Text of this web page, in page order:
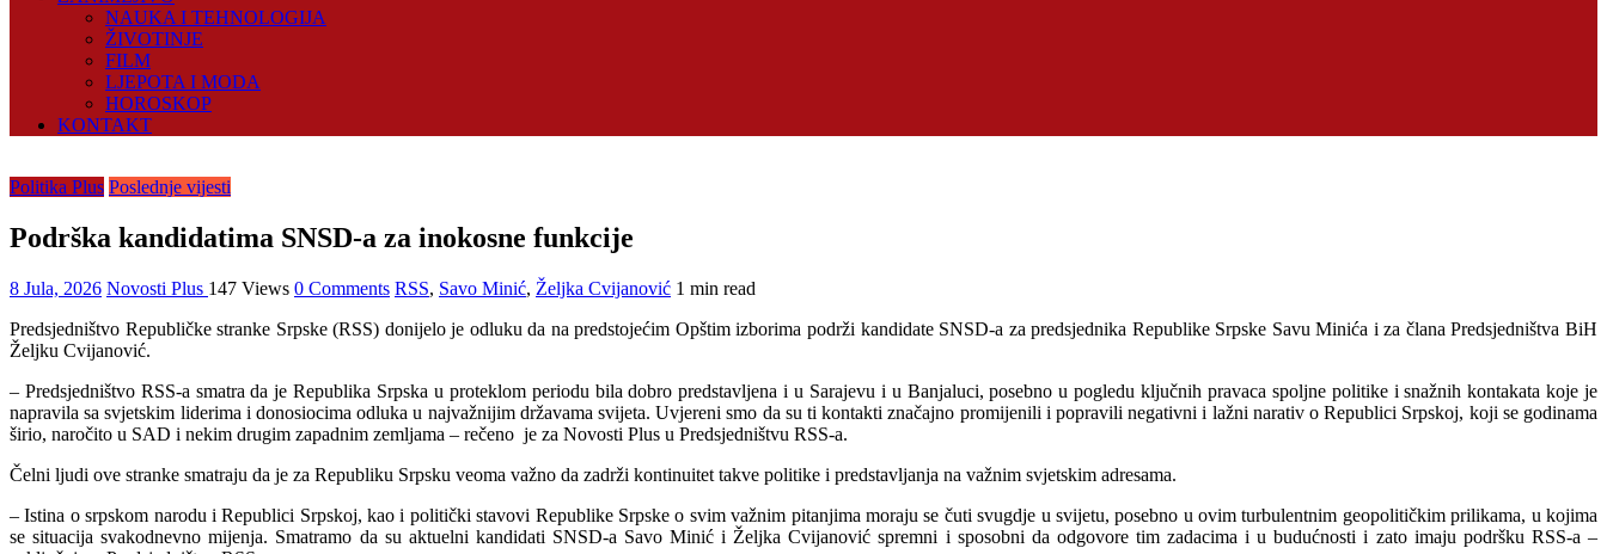
NAUKA I TEHNOLOGIJA
ŽIVOTINJE
FILM
LJEPOTA I MODA
HOROSKOP
KONTAKT
Politika Plus Poslednje vijesti
Podrška kandidatima SNSD-a za inokosne funkcije
8 Jula, 2026 Novosti Plus 147 Views 0 Comments RSS, Savo Minić, Željka Cvijanović 1 min read
Predsjedništvo Republičke stranke Srpske (RSS) donijelo je odluku da na predstojećim Opštim izborima podrži kandidate SNSD-a za predsjednika Republike Srpske Savu Minića i za člana Predsjedništva BiH
Željku Cvijanović.
– Predsjedništvo RSS-a smatra da je Republika Srpska u proteklom periodu bila dobro predstavljena i u Sarajevu i u Banjaluci, posebno u pogledu ključnih pravaca spoljne politike i snažnih kontakata koje je
napravila sa svjetskim liderima i donosiocima odluka u najvažnijim državama svijeta. Uvjereni smo da su ti kontakti značajno promijenili i popravili negativni i lažni narativ o Republici Srpskoj, koji se godinama
širio, naročito u SAD i nekim drugim zapadnim zemljama – rečeno je za Novosti Plus u Predsjedništvu RSS-a.
Čelni ljudi ove stranke smatraju da je za Republiku Srpsku veoma važno da zadrži kontinuitet takve politike i predstavljanja na važnim svjetskim adresama.
– Istina o srpskom narodu i Republici Srpskoj, kao i politički stavovi Republike Srpske o svim važnim pitanjima moraju se čuti svugdje u svijetu, posebno u ovim turbulentnim geopolitičkim prilikama, u kojima
se situacija svakodnevno mijenja. Smatramo da su aktuelni kandidati SNSD-a Savo Minić i Željka Cvijanović spremni i sposobni da odgovore tim zadacima i u budućnosti i zato imaju podršku RSS-a –